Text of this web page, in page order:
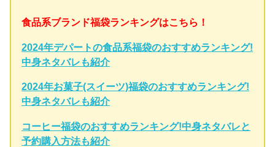
食品系ブランド福袋ランキングはこちら！
2024年デパートの食品系福袋のおすすめランキング!
中身ネタバレも紹介
2024年お菓子(スイーツ)福袋のおすすめランキング!
中身ネタバレも紹介
コーヒー福袋のおすすめランキング!中身ネタバレと
予約購入方法も紹介